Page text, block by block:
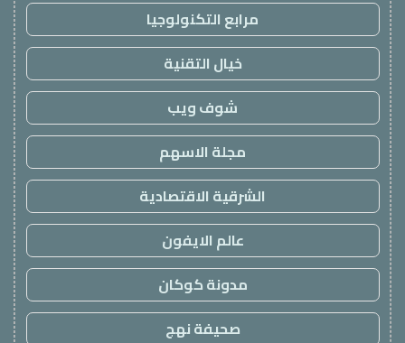
مرابع التكنولوجيا
خيال التقنية
شوف ويب
مجلة الاسهم
الشرقية الاقتصادية
عالم الايفون
مدونة كوكان
صحيفة نهج